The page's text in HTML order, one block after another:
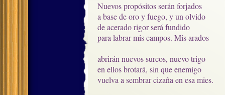
Nuevos propósitos serán forjados
a base de oro y fuego, y un olvido
de acerado rigor será fundido
para labrar mis campos. Mis arados
abrirán nuevos surcos, nuevo trigo
en ellos brotará, sin que enemigo
vuelva a sembrar cizaña en esa mies.